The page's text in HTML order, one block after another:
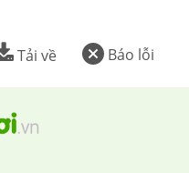
Báo lỗi
Tải về